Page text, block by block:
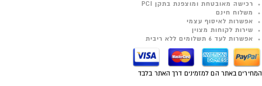
רכישה מאובטחת ומוצפנת בתקן PCI
משלוח חינם
אפשרות לאיסוף עצמי
שירות לקוחות מצוין
אפשרות לעד 6 תשלומים ללא ריבית
המחירים באתר הם למזמינים דרך האתר בלבד